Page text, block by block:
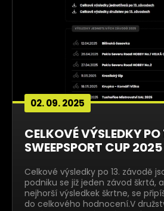
02. 09. 2025
CELKOVÉ VÝSLEDKY
SWEEPSPORT CUP 2025
Celkové výsledky po 13. závodě
podniku se již jeden závod škrtá,
nejhorší výsledkek škrtne, se
do celkového hodnocení.V